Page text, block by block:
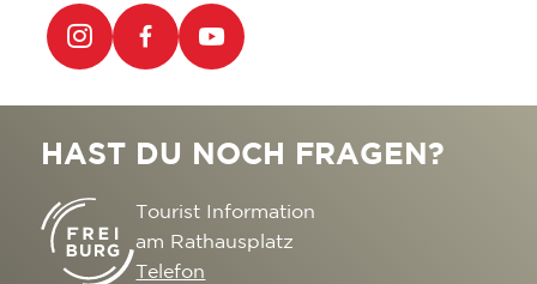
HAST DU NOCH FRAGEN?
Tourist Information
am Rathausplatz
Telefon